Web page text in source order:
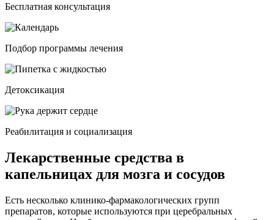
Бесплатная консультация
Подбор программы лечения
Детоксикация
Реабилитация и социализация
Лекарственные средства в
капельницах для мозга и сосудов
Есть несколько клинико-фармакологических групп
препаратов, которые используются при церебральных